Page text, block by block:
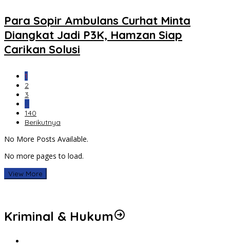
Para Sopir Ambulans Curhat Minta
Diangkat Jadi P3K, Hamzan Siap
Carikan Solusi
1
2
3
…
140
Berikutnya
No More Posts Available.
No more pages to load.
View More
Kriminal & Hukum